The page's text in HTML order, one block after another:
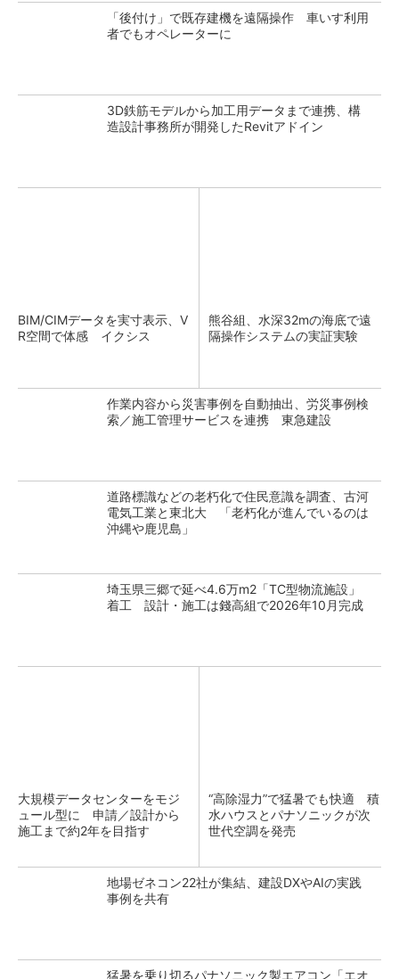
「後付け」で既存建機を遠隔操作 車いす利用
者でもオペレーターに
3D鉄筋モデルから加工用データまで連携、構
造設計事務所が開発したRevitアドイン
BIM/CIMデータを実寸表示、V
R空間で体感 イクシス
熊谷組、水深32mの海底で遠
隔操作システムの実証実験
作業内容から災害事例を自動抽出、労災事例検
索／施工管理サービスを連携 東急建設
道路標識などの老朽化で住民意識を調査、古河
電気工業と東北大 「老朽化が進んでいるのは
沖縄や鹿児島」
埼玉県三郷で延べ4.6万m2「TC型物流施設」
着工 設計・施工は錢高組で2026年10月完成
大規模データセンターをモジ
ュール型に 申請／設計から
施工まで約2年を目指す
“高除湿力”で猛暑でも快適 積
水ハウスとパナソニックが次
世代空調を発売
地場ゼネコン22社が集結、建設DXやAIの実践
事例を共有
猛暑を乗り切るパナソニック製エアコン「エオ